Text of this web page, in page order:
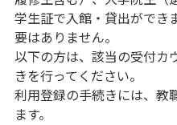
学生証で入館・貸出ができ
要はありません。
以下の方は、該当の受付カ
きを行ってください。
利用登録の手続きには、教
ます。